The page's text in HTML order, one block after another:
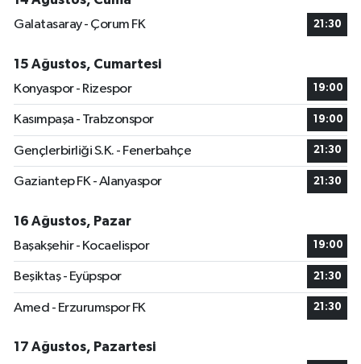
Galatasaray - Çorum FK
21:30
15 Ağustos, Cumartesi
Konyaspor - Rizespor
19:00
Kasımpaşa - Trabzonspor 19:00
Gençlerbirliği S.K. - Fenerbahçe 21:30
Gaziantep FK - Alanyaspor 21:30
16 Ağustos, Pazar
Başakşehir - Kocaelispor
19:00
Beşiktaş - Eyüpspor 21:30
Amed - Erzurumspor FK 21:30
17 Ağustos, Pazartesi